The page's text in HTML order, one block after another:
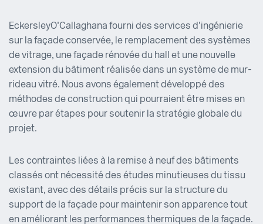
Eckersley O’Callaghan a fourni des services d’ingénierie
sur la façade conservée, le remplacement des systèmes
de vitrage, une façade rénovée du hall et une nouvelle
extension du bâtiment réalisée dans un système de mur-
rideau vitré. Nous avons également développé des
méthodes de construction qui pourraient être mises en
œuvre par étapes pour soutenir la stratégie globale du
projet.
Les contraintes liées à la remise à neuf des bâtiments
classés ont nécessité des études minutieuses du tissu
existant, avec des détails précis sur la structure du
support de la façade pour maintenir son apparence tout
en améliorant les performances thermiques de la façade.